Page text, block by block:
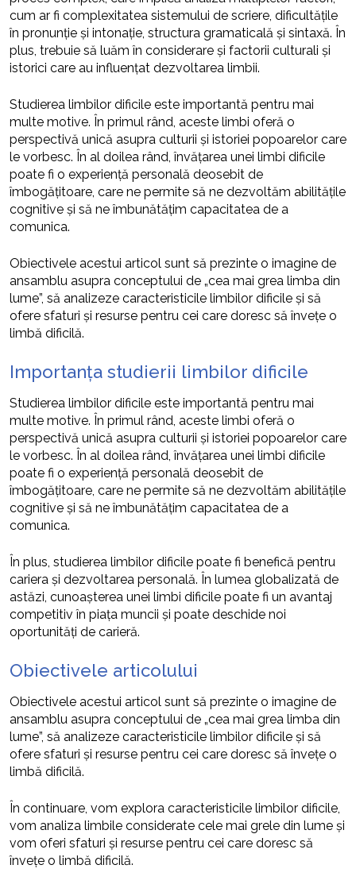
cum ar fi complexitatea sistemului de scriere, dificultățile
în pronunție și intonație, structura gramaticală și sintaxă. În
plus, trebuie să luăm în considerare și factorii culturali și
istorici care au influențat dezvoltarea limbii.
Studierea limbilor dificile este importantă pentru mai
multe motive. În primul rând, aceste limbi oferă o
perspectivă unică asupra culturii și istoriei popoarelor care
le vorbesc. În al doilea rând, învățarea unei limbi dificile
poate fi o experiență personală deosebit de
îmbogățitoare, care ne permite să ne dezvoltăm abilitățile
cognitive și să ne îmbunătățim capacitatea de a
comunica.
Obiectivele acestui articol sunt să prezinte o imagine de
ansamblu asupra conceptului de „cea mai grea limba din
lume”, să analizeze caracteristicile limbilor dificile și să
ofere sfaturi și resurse pentru cei care doresc să învețe o
limbă dificilă.
Importanța studierii limbilor dificile
Studierea limbilor dificile este importantă pentru mai
multe motive. În primul rând, aceste limbi oferă o
perspectivă unică asupra culturii și istoriei popoarelor care
le vorbesc. În al doilea rând, învățarea unei limbi dificile
poate fi o experiență personală deosebit de
îmbogățitoare, care ne permite să ne dezvoltăm abilitățile
cognitive și să ne îmbunătățim capacitatea de a
comunica.
În plus, studierea limbilor dificile poate fi benefică pentru
cariera și dezvoltarea personală. În lumea globalizată de
astăzi, cunoașterea unei limbi dificile poate fi un avantaj
competitiv în piața muncii și poate deschide noi
oportunități de carieră.
Obiectivele articolului
Obiectivele acestui articol sunt să prezinte o imagine de
ansamblu asupra conceptului de „cea mai grea limba din
lume”, să analizeze caracteristicile limbilor dificile și să
ofere sfaturi și resurse pentru cei care doresc să învețe o
limbă dificilă.
În continuare, vom explora caracteristicile limbilor dificile,
vom analiza limbile considerate cele mai grele din lume și
vom oferi sfaturi și resurse pentru cei care doresc să
învețe o limbă dificilă.